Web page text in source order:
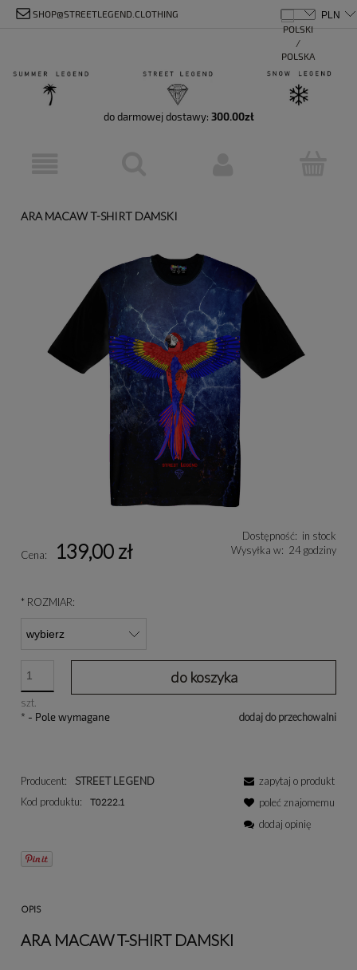
SHOP@STREETLEGEND.CLOTHING
do darmowej dostawy: 300.00zł
ARA MACAW T-SHIRT DAMSKI
Dostępność: in stock
Wysyłka w: 24 godziny
Cena: 139,00 zł
* ROZMIAR:
szt.
do koszyka
dodaj do przechowalni
* - Pole wymagane
Producent:
STREET LEGEND
Kod produktu:
T0222.1
zapytaj o produkt
poleć znajomemu
dodaj opinię
OPIS
ARA MACAW T-SHIRT DAMSKI